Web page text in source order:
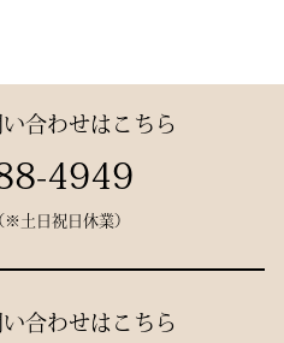
す。
試合会場で竹刀袋を手に取
った瞬間、
「何だ、あれは？」と視線
感を放つ――それがベルベ
合わせはこちら
4949
土日祝日休業）
合わせはこちら